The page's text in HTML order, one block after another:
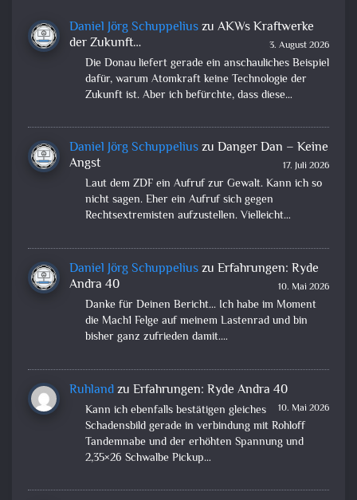
Daniel Jörg Schuppeliuszu AKWs Kraftwerke
der Zukunft…
3. August 2026
Die Donau liefert gerade ein anschauliches Beispiel
dafür, warum Atomkraft keine Technologie der
Zukunft ist. Aber ich befürchte, dass diese…
Daniel Jörg Schuppeliuszu Danger Dan – Keine
Angst
17. Juli 2026
Laut dem ZDF ein Aufruf zur Gewalt. Kann ich so
nicht sagen. Eher ein Aufruf sich gegen
Rechtsextremisten aufzustellen. Vielleicht…
Daniel Jörg Schuppeliuszu Erfahrungen: Ryde
Andra 40
10. Mai 2026
Danke für Deinen Bericht... Ich habe im Moment
die Mach1 Felge auf meinem Lastenrad und bin
bisher ganz zufrieden damit.…
Ruhlandzu Erfahrungen: Ryde Andra 40
10. Mai 2026
Kann ich ebenfalls bestätigen gleiches
Schadensbild gerade in verbindung mit Rohloff
Tandemnabe und der erhöhten Spannung und
2,35×26 Schwalbe Pickup…